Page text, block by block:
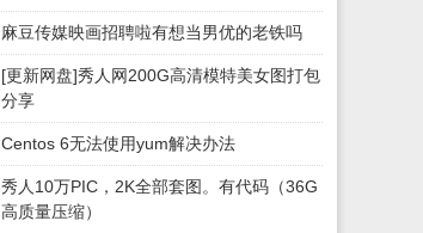
麻豆传媒映画招聘啦有想当男优的老铁吗
[更新网盘]秀人网200G高清模特美女图打包
分享
Centos 6无法使用yum解决办法
秀人10万PIC，2K全部套图。有代码（36G
高质量压缩）